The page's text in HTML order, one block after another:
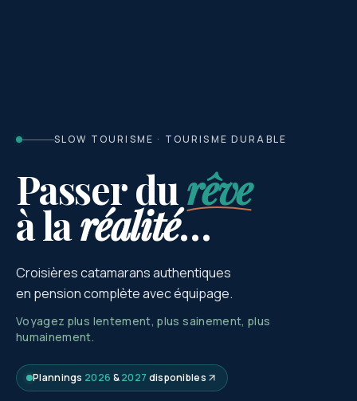
SLOW TOURISME · TOURISME DURABLE
Passer durêve
à laréalité…
Croisières catamarans authentiques
en pension complète avec équipage.
Voyagez plus lentement, plus sainement, plus
humainement.
Plannings 2026 &2027 disponibles